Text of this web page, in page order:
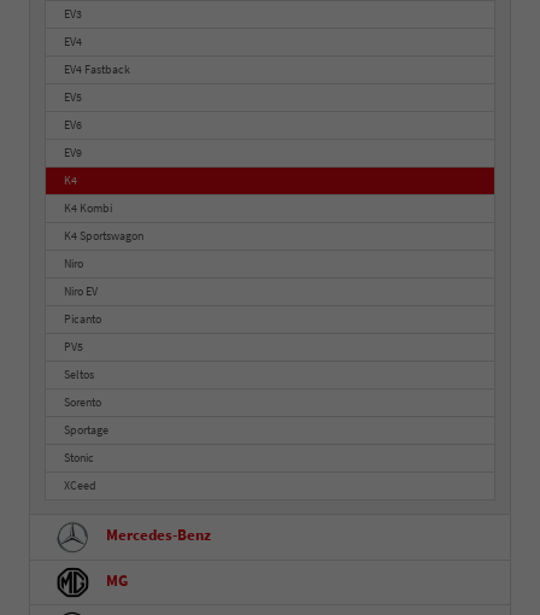
EV3
EV4
EV4 Fastback
EV5
EV6
EV9
K4
K4 Kombi
K4 Sportswagon
Niro
Niro EV
Picanto
PV5
Seltos
Sorento
Sportage
Stonic
XCeed
Mercedes-Benz
MG